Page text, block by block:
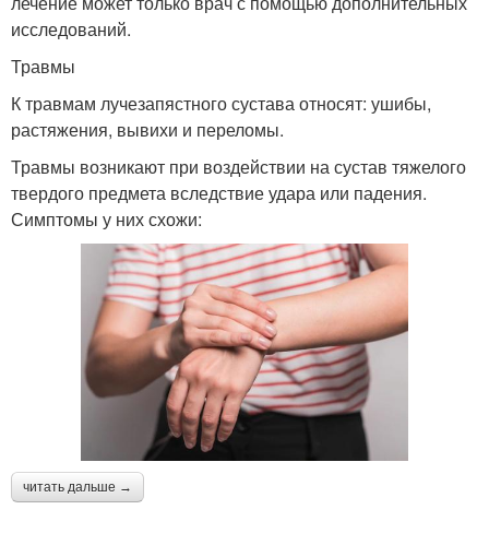
исследований.
Травмы
К травмам лучезапястного сустава относят: ушибы,
растяжения, вывихи и переломы.
Травмы возникают при воздействии на сустав тяжелого
твердого предмета вследствие удара или падения.
Симптомы у них схожи:
читать дальше →